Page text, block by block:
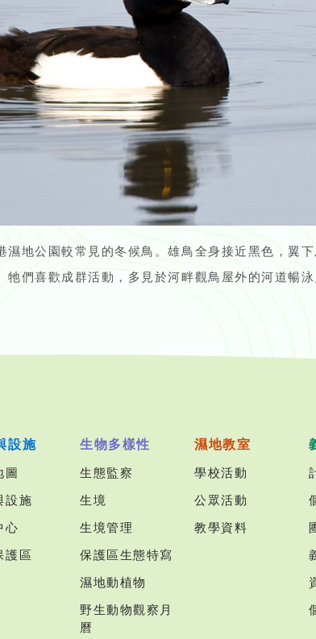
濕地公園較常見的冬候鳥。雄鳥全身接近黑色，翼
牠們喜歡成群活動，多見於河畔觀鳥屋外的河道暢泳
設施
圖
設施
心
護區
生物多樣性
生態監察
生境
生境管理
保護區生態特寫
濕地動植物
野生動物觀察月
曆
濕地教室
學校活動
公眾活動
教學資料